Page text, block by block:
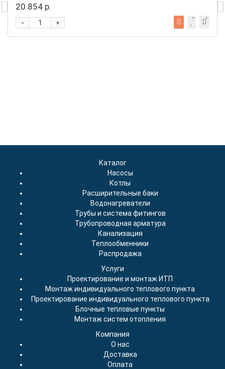
20 854 р.
+
-
Каталог
Насосы
Котлы
Расширительные баки
Водонагреватели
Трубы и система фитингов
Трубопроводная арматура
Канализация
Теплообменники
Распродажа
Услуги
Проектирование и монтаж ИТП
Монтаж индивидуального теплового пункта
Проектирование индивидуального теплового пункта
Блочные тепловые пункты
Монтаж систем отопления
Компания
О нас
Доставка
Оплата